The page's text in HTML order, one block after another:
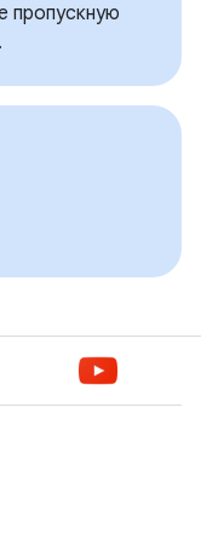
пропускную